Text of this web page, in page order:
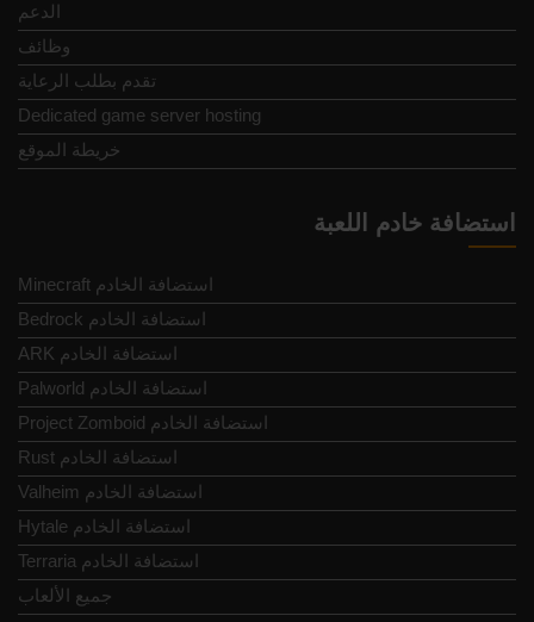
الدعم
وظائف
تقدم بطلب الرعاية
Dedicated game server hosting
خريطة الموقع
استضافة خادم اللعبة
Minecraft استضافة الخادم
Bedrock استضافة الخادم
ARK استضافة الخادم
Palworld استضافة الخادم
Project Zomboid استضافة الخادم
Rust استضافة الخادم
Valheim استضافة الخادم
Hytale استضافة الخادم
Terraria استضافة الخادم
جميع الألعاب